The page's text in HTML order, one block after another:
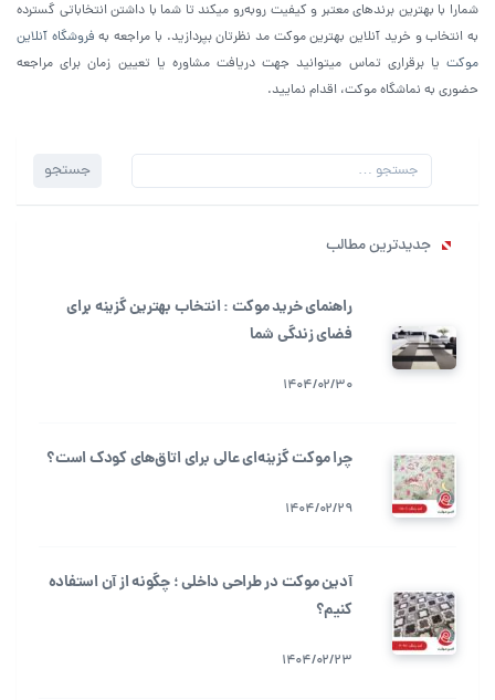
شمارا با بهترین برندهای معتبر و کیفیت روبه‌رو میکند تا شما با داشتن انتخاباتی گسترده
به انتخاب و خرید آنلاین بهترین موکت مد نظرتان بپردازید. با مراجعه به فروشگاه آنلاین
موکت یا برقراری تماس میتوانید جهت دریافت مشاوره یا تعیین زمان برای مراجعه
حضوری به نماشگاه موکت، اقدام نمایید.
جستجو
جستجو
جدیدترین مطالب
راهنمای خرید موکت : انتخاب بهترین گزینه برای
فضای زندگی شما
1404/02/30
چرا موکت گزینه‌ای عالی برای اتاق‌های کودک است؟
1404/02/29
آدین موکت در طراحی داخلی ؛ چگونه از آن استفاده
کنیم؟
1404/02/23